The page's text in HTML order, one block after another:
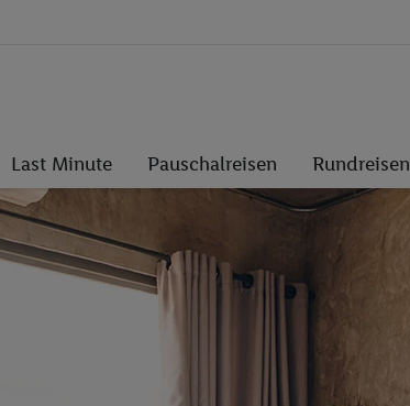
Last Minute Pauschalreisen Rundreisen